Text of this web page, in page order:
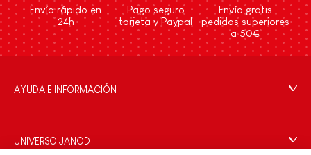
Envío rápido en
24h
Pago seguro
tarjeta y Paypal
Envío gratis
pedidos superiores
a 50€
AYUDA E INFORMACIÓN
Preguntas más frecuentes
UNIVERSO JANOD